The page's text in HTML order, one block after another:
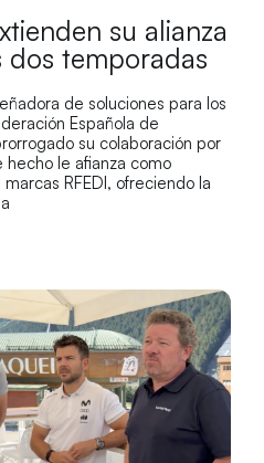
su alianza
dos temporadas
de soluciones para los
Española de
su colaboración por
hecho le afianza como
RFEDI, ofreciendo la